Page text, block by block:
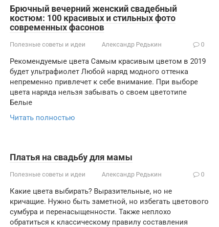
Брючный вечерний женский свадебный
костюм: 100 красивых и стильных фото
современных фасонов
Полезные советы и идеи Александр Редькин 0
Рекомендуемые цвета Самым красивым цветом в 2019
будет ультрафиолет Любой наряд модного оттенка
непременно привлечет к себе внимание. При выборе
цвета наряда нельзя забывать о своем цветотипе
Белые
Читать полностью
Платья на свадьбу для мамы
Полезные советы и идеи Александр Редькин 0
Какие цвета выбирать? Выразительные, но не
кричащие. Нужно быть заметной, но избегать цветового
сумбура и перенасыщенности. Также неплохо
обратиться к классическому правилу составления